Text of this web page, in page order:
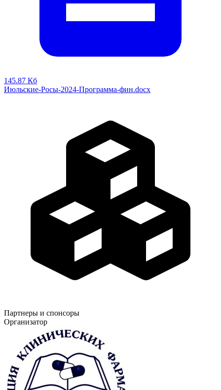
145.87 Кб
Июльские-Росы-2024-Программа-фин.docx
Партнеры и спонсоры
Организатор